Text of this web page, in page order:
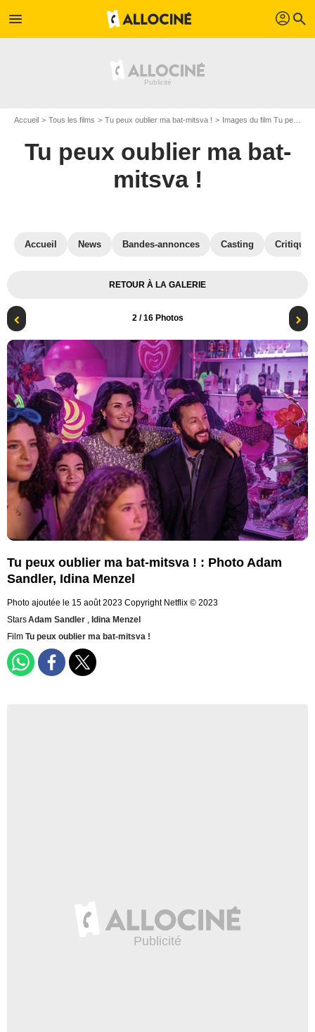
menu profil search
Accueil Tous les films Tu peux oublier ma bat-mitsva ! Images du film Tu peux oublier ma bat-mitsva !
Tu peux oublier ma bat-
mitsva !
Accueil News Bandes-annonces Casting
RETOUR À LA GALERIE
2/ 16 Photos
Tu peux oublier ma bat-mitsva ! : Photo Adam
Sandler, Idina Menzel
Photo ajoutée le 15 août 2023 Copyright Netflix © 2023
StarsAdam Sandler , Idina Menzel
Film Tu peux oublier ma bat-mitsva !